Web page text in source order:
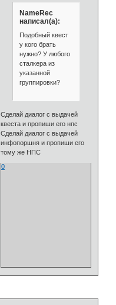
NameRec
написал(а):
Подобный квест
у кого брать
нужно? У любого
сталкера из
указанной
группировки?
Сделай диалог с выдачей
квеста и пропиши его нпс
Сделай диалог с выдачей
инфопоршня и пропиши его
тому же НПС
0